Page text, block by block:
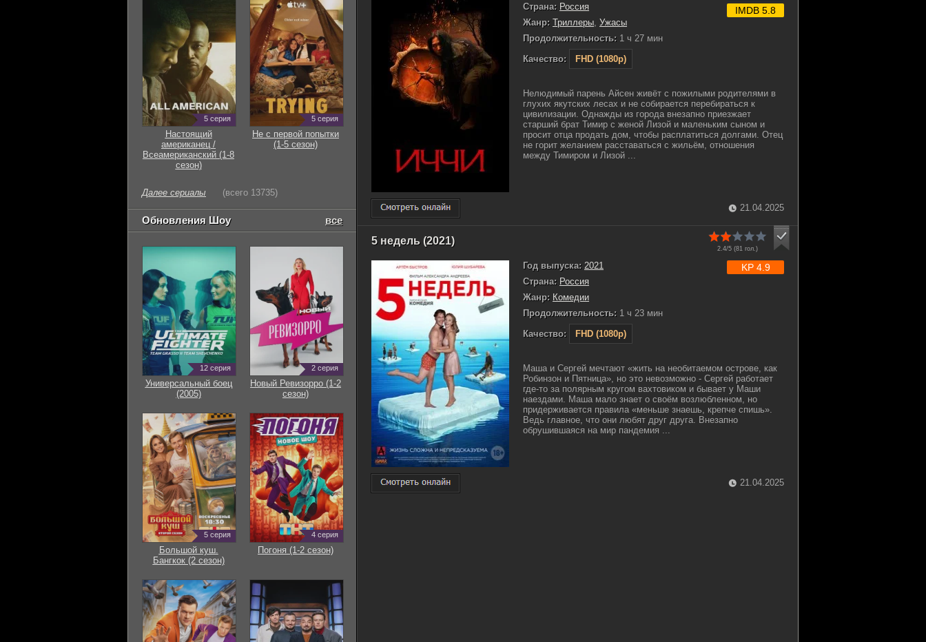
Страна: Россия
Жанр: Триллеры Ужасы
Продолжительность: 1 ч 27 мин
Качество:
FHD (1080p)
IMDB 5.8
Нелюдимый парень Айсен живёт с пожилыми родителями в
глухих якутских лесах и не собирается перебираться к
цивилизации. Однажды из города внезапно приезжает
старший брат Тимир с женой Лизой и маленьким сыном и
просит отца продать дом, чтобы расплатиться долгами. Отец
не горит желанием расставаться с жильём, отношения
между Тимиром и Лизой ...
21.04.2025
5 недель (2021)
2.4/5 (81 гол.)
Год выпуска: 2021
Страна: Россия
Жанр: Комедии
Продолжительность: 1 ч 23 мин
Качество:
FHD (1080p)
KP 4.9
Маша и Сергей мечтают «жить на необитаемом острове, как
Робинзон и Пятница», но это невозможно - Сергей работает
где-то за полярным кругом вахтовиком и бывает у Маши
наездами. Маша мало знает о своём возлюбленном, но
придерживается правила «меньше знаешь, крепче спишь».
Ведь главное, что они любят друг друга. Внезапно
обрушившаяся на мир пандемия ...
21.04.2025
5 серия
Настоящий
американец /
Всеамериканский (1-8
сезон)
5 серия
Не с первой попытки
(1-5 сезон)
Далее сериалы (всего 13735)
Обновления Шоу все
12 серия
Универсальный боец
(2005)
2 серия
Новый Ревизорро (1-2
сезон)
5 серия
Большой куш.
Бангкок (2 сезон)
4 серия
Погоня (1-2 сезон)